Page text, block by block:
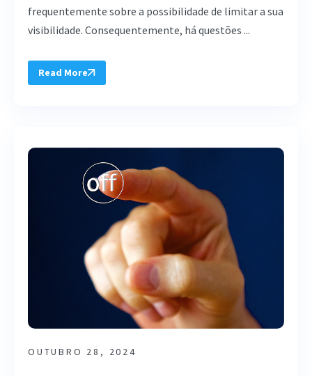
frequentemente sobre a possibilidade de limitar a sua
visibilidade. Consequentemente, há questões ...
Read More
OUTUBRO 28, 2024